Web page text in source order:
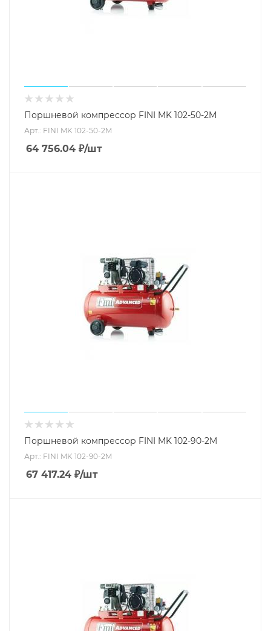
Поршневой компрессор FINI MK 102-50-2M
Арт.: FINI MK 102-50-2M
64 756.04 ₽/шт
Поршневой компрессор FINI MK 102-90-2M
Арт.: FINI MK 102-90-2M
67 417.24 ₽/шт